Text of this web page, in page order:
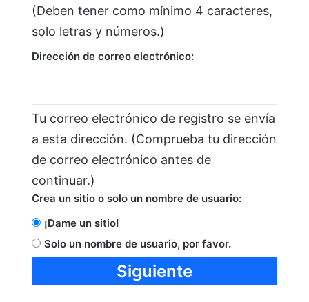
(Deben tener como mínimo 4 caracteres,
solo letras y números.)
Dirección de correo electrónico:
Tu correo electrónico de registro se envía
a esta dirección. (Comprueba tu dirección
de correo electrónico antes de
continuar.)
Crea un sitio o solo un nombre de usuario:
¡Dame un sitio!
Solo un nombre de usuario, por favor.